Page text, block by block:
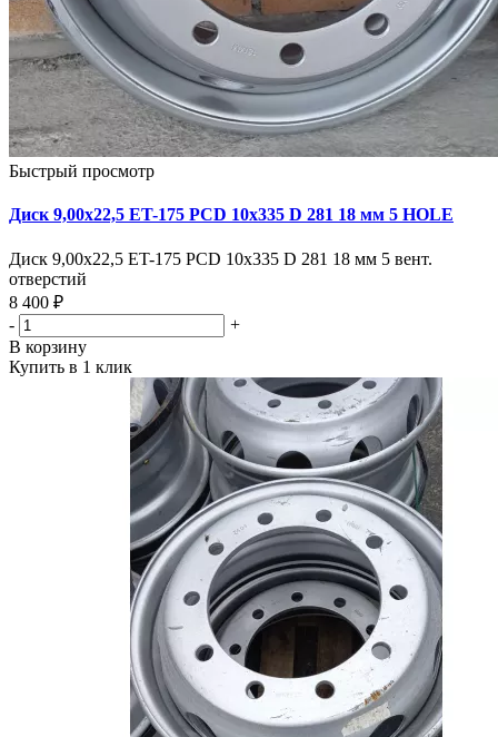
Быстрый просмотр
Диск 9,00х22,5 ET-175 PCD 10x335 D 281 18 мм 5 HOLE
Диск 9,00х22,5 ET-175 PCD 10x335 D 281 18 мм 5 вент.
отверстий
8 400 ₽
-
+
В корзину
Купить в 1 клик